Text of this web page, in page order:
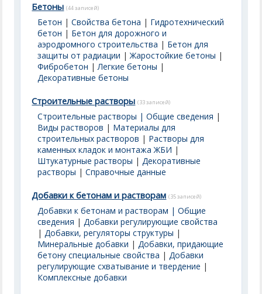
Бетоны (44 записей)
Бетон |Свойства бетона | Гидротехнический
бетон | Бетон для дорожного и
аэродромного строительства | Бетон для
защиты от радиации |Жаростойкие бетоны |
Фибробетон |Легкие бетоны |
Декоративные бетоны
Строительные растворы (33 записей)
Строительные растворы | Общие сведения |
Виды растворов | Материалы для
строительных растворов | Растворы для
каменных кладок и монтажа ЖБИ |
Штукатурные растворы |Декоративные
растворы |Справочные данные
Добавки к бетонам и растворам (35 записей)
Добавки к бетонам и растворам | Общие
сведения |Добавки регулирующие свойства
|Добавки, регуляторы структуры |
Минеральные добавки |Добавки, придающие
бетону специальные свойства |Добавки
регулирующие схватывание и твердение |
Комплексные добавки